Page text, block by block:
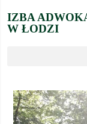
IZBA
W ŁODZI